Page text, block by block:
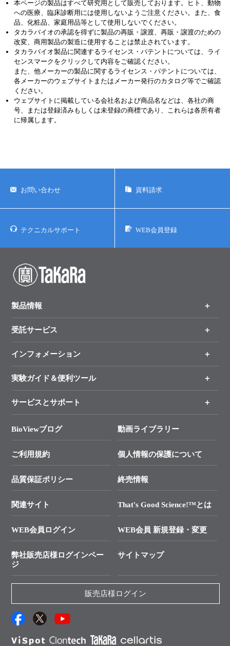
本ページの製品はすべて研究用として販売しております。ヒト、動物
への医療、臨床診断用には使用しないようご注意ください。また、食
品、化粧品、家庭用品等として使用しないでください。
タカラバイオの承認を得ずに製品の再販・譲渡、再販・譲渡のための
改変、商用製品の製造に使用することは禁止されています。
タカラバイオ製品に関連するライセンス・パテントについては、ライ
センスマークをクリックして内容をご確認ください。
また、他メーカーの製品に関するライセンス・パテントについては、
各メーカーのウェブサイトまたはメーカー発行のカタログ等でご確認
ください。
ウェブサイトに掲載している会社名および商品名などは、各社の商
号、または登録済みもしくは未登録の商標であり、これらは各所有者
に帰属します。
お問い合わせ 資料請求
テクニカルサポート WEB会員登録
製品情報
製品一覧
手法から製品を探す
新製品情報
受託サービス
オンライン注文
インフォメーション
キャンペーン
タカラバイオ各種会員募集のお知らせ
終売製品のお知らせ
価格改定のご案内
技術セミナーのご案内
タカラバイオ発表文献
実験ガイド＆便利ツール
リアルタイムPCR実験のススメ
幹細胞・再生医療研究ガイド
クローニング実験ガイド
SMARTer NGSポータルサイト
プライマー設計
制限酵素切断サイトの検索
ユーザーズボイス集
抗体検索サイト
サービスとサポート
総合お問い合わせ
├ 実験コンシェルジュ
├ 受託サービスお問い合わせ
資料請求 機器関連
資料請求 受託関連
資料請求 核酸抽出・精製カタログ
サンプル請求一覧
BioViewブログ 動画ライブラリー
ご利用規約 個人情報の保護について
品質保証ポリシー 終売情報
関連サイト That's Good Science!™とは
WEB会員ログイン WEB会員 新規登録・変更
弊社販売店様ログインペー
ジ
サイトマップ
販売店様ログイン